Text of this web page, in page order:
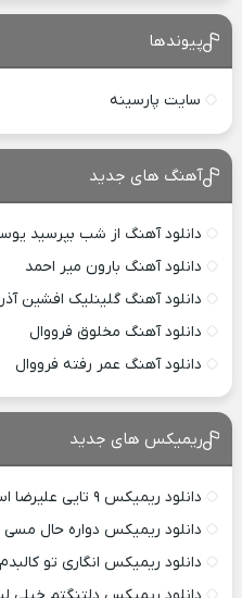
پیوندها
سایت پارسینه
آهنگ های جدید
دانلود آهنگ از شب بپرسید
دانلود آهنگ بارون میر احمد
دانلود آهنگ گلینلیک افشین
دانلود آهنگ مخلوق فرووال
دانلود آهنگ عمر رفته فرووال
ریمیکس های جدید
دانلود ریمیکس ۹ تایی علیرضا اسپید
دانلود ریمیکس دواره حال
دانلود ریمیکس انگاری تو